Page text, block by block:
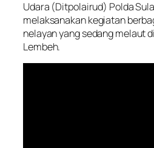
Udara (Ditpolairud) Polda
melaksanakan kegiatan
nelayan yang sedang melaut
Lembeh.